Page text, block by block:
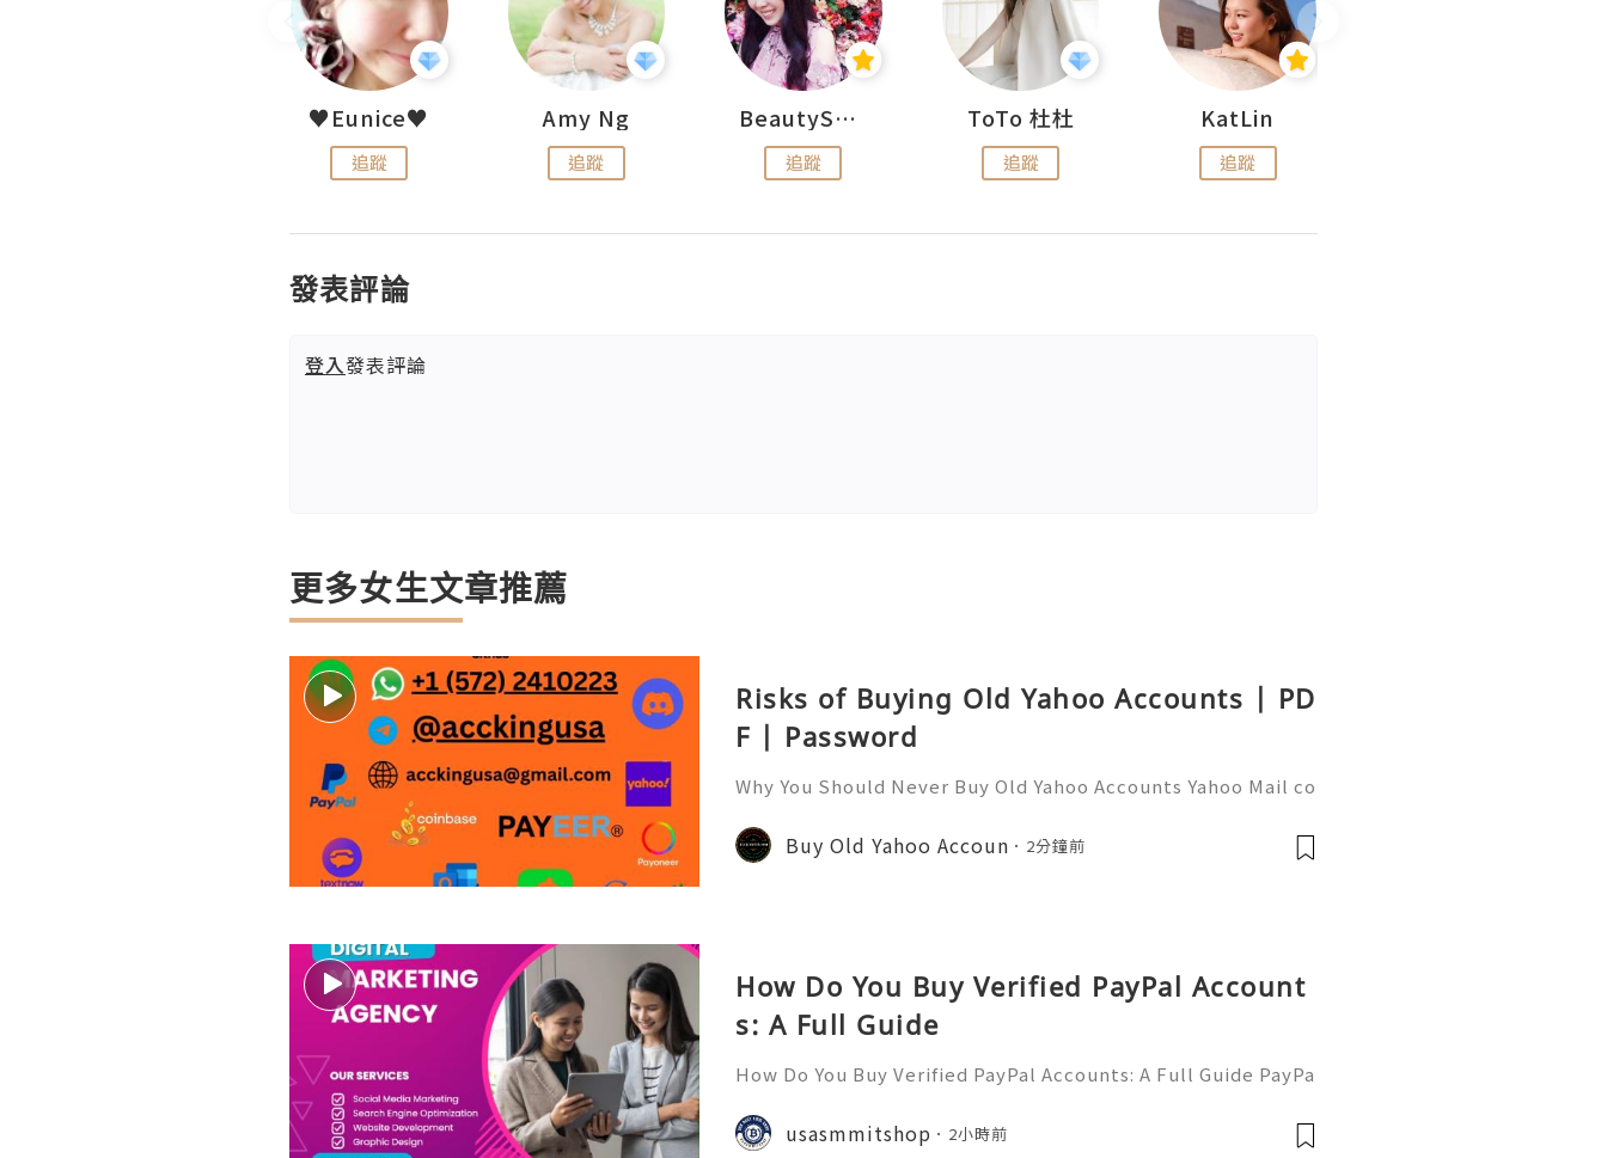
♥Eunice♥
追蹤
Amy Ng
追蹤
BeautySearch
追蹤
ToTo 杜杜
追蹤
KatLin
追蹤
發表評論
登入發表評論
更多女生文章推薦
Risks of Buying Old Yahoo Accounts | PD
F | Password
Why You Should Never Buy Old Yahoo Accounts Yahoo Mail co
onal communication, business correspondence, and online a
ccount recovery. Because of
Buy Old Yahoo Accoun 2分鐘前
How Do You Buy Verified PayPal Account
s: A Full Guide
How Do You Buy Verified PayPal Accounts: A Full Guide PayPa
orms, used by individuals, freelancers, merchants, online b
usinesses, and organiza
usasmmitshop 2小時前